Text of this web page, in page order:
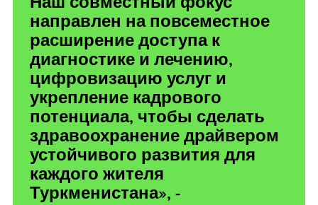
направлен на повсеместное
расширение доступа к
диагностике и лечению,
цифровизацию услуг и
укрепление кадрового
потенциала, чтобы сделать
здравоохранение драйвером
устойчивого развития для
каждого жителя
Туркменистана», -